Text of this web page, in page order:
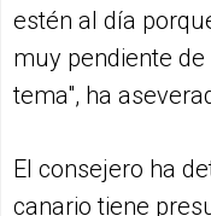
estén al día
muy pendiente
tema", ha
El consejero ha
canario tiene